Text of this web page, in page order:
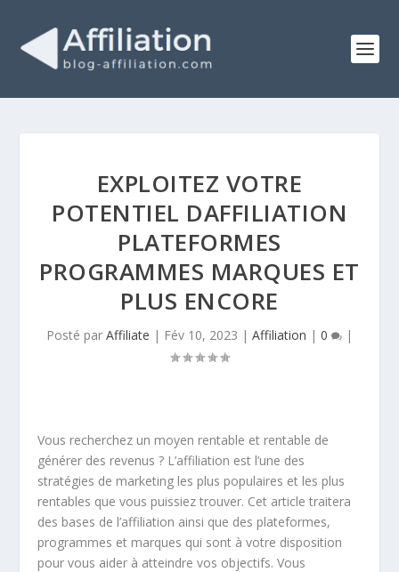
EXPLOITEZ VOTRE
POTENTIEL DAFFILIATION
PLATEFORMES
PROGRAMMES MARQUES ET
PLUS ENCORE
Posté par Affiliate | Fév 10, 2023 | Affiliation | 0 |
Vous recherchez un moyen rentable et rentable de
générer des revenus ? L’affiliation est l’une des
stratégies de marketing les plus populaires et les plus
rentables que vous puissiez trouver. Cet article traitera
des bases de l’affiliation ainsi que des plateformes,
programmes et marques qui sont à votre disposition
pour vous aider à atteindre vos objectifs. Vous